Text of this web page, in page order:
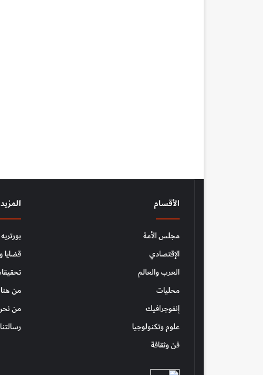
الأقسام
مجلس الأمة
الإقتصادي
العرب والعالم
محليات
إنفوجرافيك
علوم وتكنولوجيا
فن وثقافة
المزيد
بورتريه
قضايا
من
من
رسالتنا